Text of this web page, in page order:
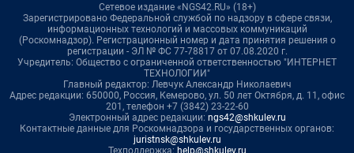
Сетевое издание «NGS42.RU» (18+)
Зарегистрировано Федеральной службой по надзору в сфере связи,
информационных технологий и массовых коммуникаций
(Роскомнадзор). Регистрационный номер и дата принятия решения о
регистрации - ЭЛ № ФС 77-78817 от 07.08.2020 г.
Учредитель: Общество с ограниченной ответственностью "ИНТЕРНЕТ
ТЕХНОЛОГИИ"
Главный редактор: Левчук Александр Николаевич
Адрес редакции: 650000, Россия, Кемерово, ул. 50 лет Октября, д. 11, офис
201, телефон +7 (3842) 23-22-60
Электронный адрес редакции: ngs42@shkulev.ru
Контактные данные для Роскомнадзора и государственных органов:
juristnsk@shkulev.ru
Техподдержка: help@shkulev.ru